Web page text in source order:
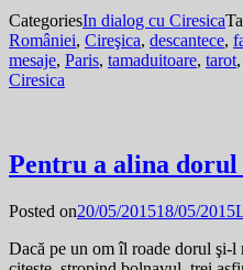
CategoriesIn dialog cu Ciresica
României, Cireşica, descantece,
mesaje, Paris, tamaduitoare, tarot,
Ciresica
Pentru a alina dorul
Posted on20/05/201518/05/2015
Dacă pe un om îl roade dorul şi-l